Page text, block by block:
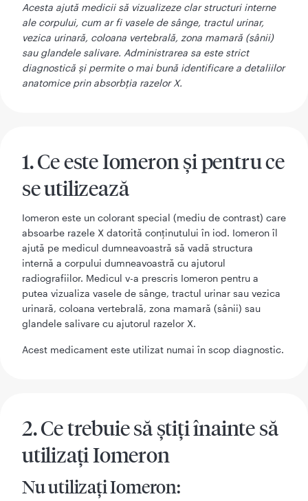
Acesta ajută medicii să vizualizeze clar structuri interne
ale corpului, cum ar fi vasele de sânge, tractul urinar,
vezica urinară, coloana vertebrală, zona mamară (sânii)
sau glandele salivare. Administrarea sa este strict
diagnostică și permite o mai bună identificare a detaliilor
anatomice prin absorbția razelor X.
1. Ce este Iomeron şi pentru ce
se utilizează
Iomeron este un colorant special (mediu de contrast) care
absoarbe razele X datorită conţinutului în iod. Iomeron îl
ajută pe medicul dumneavoastră să vadă structura
internă a corpului dumneavoastră cu ajutorul
radiografiilor. Medicul v-a prescris Iomeron pentru a
putea vizualiza vasele de sânge, tractul urinar sau vezica
urinară, coloana vertebrală, zona mamară (sânii) sau
glandele salivare cu ajutorul razelor X.
Acest medicament este utilizat numai în scop diagnostic.
2. Ce trebuie să ştiţi înainte să
utilizaţi Iomeron
Nu utilizaţi Iomeron: